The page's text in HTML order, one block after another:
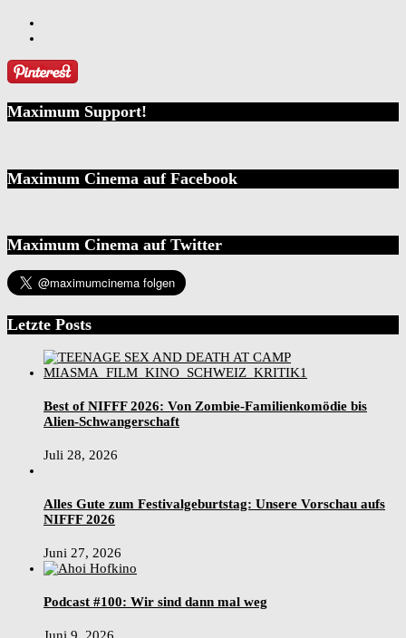
Maximum Support!
Maximum Cinema auf Facebook
Maximum Cinema auf Twitter
Letzte Posts
Best of NIFFF 2026: Von Zombie-Familienkomödie bis
Alien-Schwangerschaft
Juli 28, 2026
Alles Gute zum Festivalgeburtstag: Unsere Vorschau aufs
NIFFF 2026
Juni 27, 2026
Podcast #100: Wir sind dann mal weg